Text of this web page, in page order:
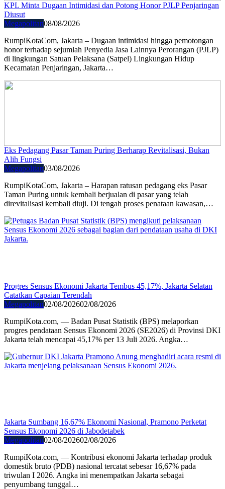
KPL Minta Dugaan Intimidasi dan Potong Honor PJLP Penjaringan
Diusut
Megapolitan08/08/2026
RumpiKotaCom, Jakarta – Dugaan intimidasi hingga pemotongan
honor terhadap sejumlah Penyedia Jasa Lainnya Perorangan (PJLP)
di lingkungan Satuan Pelaksana (Satpel) Lingkungan Hidup
Kecamatan Penjaringan, Jakarta…
Eks Pedagang Pasar Taman Puring Berharap Revitalisasi, Bukan
Alih Fungsi
Megapolitan03/08/2026
RumpiKotaCom, Jakarta – Harapan ratusan pedagang eks Pasar
Taman Puring untuk kembali berjualan di pasar yang telah
direvitalisasi kembali diuji. Di tengah proses penataan kawasan,…
Progres Sensus Ekonomi Jakarta Tembus 45,17%, Jakarta Selatan
Catatkan Capaian Terendah
Megapolitan02/08/202602/08/2026
RumpiKota.com, — Badan Pusat Statistik (BPS) melaporkan
progres pendataan Sensus Ekonomi 2026 (SE2026) di Provinsi DKI
Jakarta telah mencapai 45,17% per 13 Juli 2026. Angka…
Jakarta Sumbang 16,67% Ekonomi Nasional, Pramono Perketat
Sensus Ekonomi 2026 di Jabodetabek
Megapolitan02/08/202602/08/2026
RumpiKota.com, — Kontribusi ekonomi Jakarta terhadap produk
domestik bruto (PDB) nasional tercatat sebesar 16,67% pada
triwulan I 2026. Angka ini menempatkan Jakarta sebagai
penyumbang tunggal…